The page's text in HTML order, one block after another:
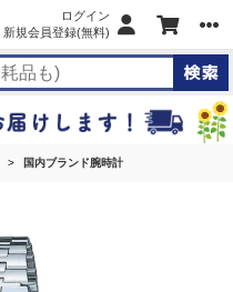
ログイン
新規会員登録(無料)
国内ブランド腕時計